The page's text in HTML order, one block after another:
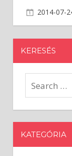
2014-07-
KERESÉS
KATEGÓRIA